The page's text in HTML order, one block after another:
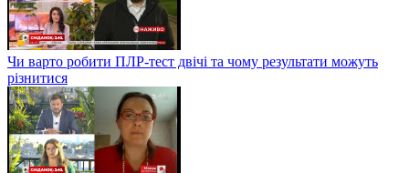
Чи варто робити ПЛР-тест двічі та чому результати можуть
різнитися